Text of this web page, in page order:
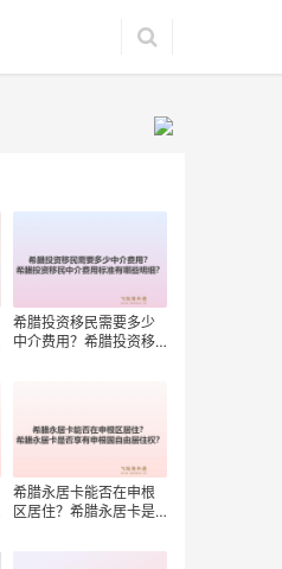
希腊投资移民需要多少
中介费用？希腊投资移
希腊永居卡能否在申根
区居住？希腊永居卡是